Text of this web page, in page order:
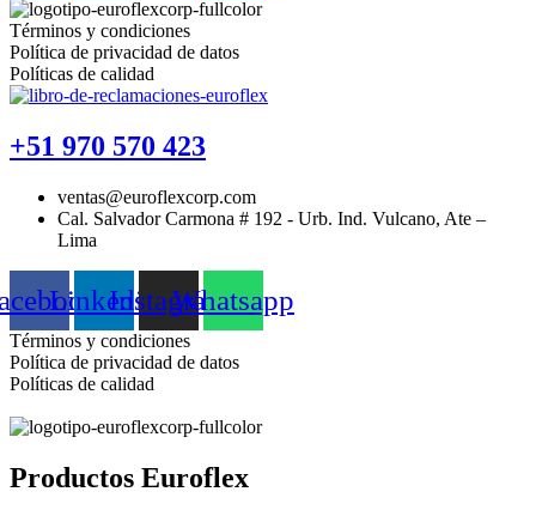
Términos y condiciones
Política de privacidad de datos
Políticas de calidad
+51 970 570 423
ventas@euroflexcorp.com
Cal. Salvador Carmona # 192 - Urb. Ind. Vulcano, Ate –
Lima
LinkedinInstagramWhatsapp
Términos y condiciones
Política de privacidad de datos
Políticas de calidad
Productos Euroflex